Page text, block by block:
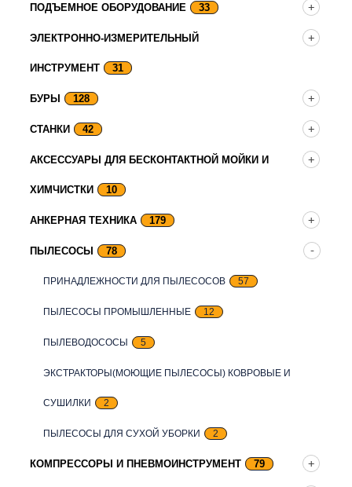
ПОДЪЕМНОЕ ОБОРУДОВАНИЕ 33
ЭЛЕКТРОННО-ИЗМЕРИТЕЛЬНЫЙ
ИНСТРУМЕНТ 31
БУРЫ 128
СТАНКИ 42
АКСЕССУАРЫ ДЛЯ БЕСКОНТАКТНОЙ МОЙКИ И
ХИМЧИСТКИ 10
АНКЕРНАЯ ТЕХНИКА 179
ПЫЛЕСОСЫ 78
ПРИНАДЛЕЖНОСТИ ДЛЯ ПЫЛЕСОСОВ 57
ПЫЛЕСОСЫ ПРОМЫШЛЕННЫЕ 12
ПЫЛЕВОДОСОСЫ 5
ЭКСТРАКТОРЫ(МОЮЩИЕ ПЫЛЕСОСЫ) КОВРОВЫЕ И
СУШИЛКИ 2
ПЫЛЕСОСЫ ДЛЯ СУХОЙ УБОРКИ 2
КОМПРЕССОРЫ И ПНЕВМОИНСТРУМЕНТ 79